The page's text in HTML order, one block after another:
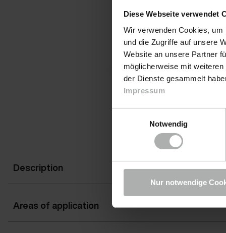
Diese Webseite verwendet
Wir verwenden Cookies,
und die Zugriffe auf unsere
Website an unsere Partner
möglicherweise mit
der Dienste gesammelt
Impressum
Notwendig
Nur notwendige
Description
Areas of application